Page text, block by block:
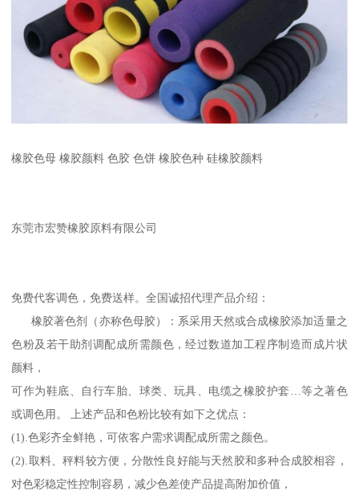
橡胶色母 橡胶颜料 色胶 色饼 橡胶色种 硅橡胶颜料
东莞市宏赞橡胶原料有限公司
免费代客调色，免费送样。全国诚招代理产品介绍：
橡胶著色剂（亦称色母胶）：系采用天然或合成橡胶添加适量之
色粉及若干助剂调配成所需颜色，经过数道加工程序制造而成片状
颜料，
可作为鞋底、自行车胎、球类、玩具、电缆之橡胶护套…等之著色
或调色用。 上述产品和色粉比较有如下之优点：
(1).色彩齐全鲜艳，可依客户需求调配成所需之颜色。
(2).取料、秤料较方便，分散性良好能与天然胶和多种合成胶相容，
对色彩稳定性控制容易，减少色差使产品提高附加价值，